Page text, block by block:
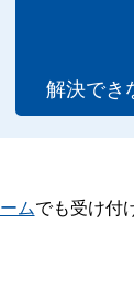
解決でき
ムでも受け付